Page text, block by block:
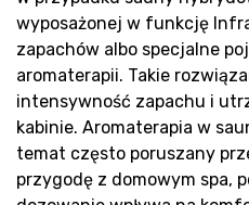
wyposażonej w funkcję
zapachów albo specjalne
aromaterapii. Takie
intensywność zapachu i
kabinie. Aromaterapia w
temat często poruszany
przygodę z domowym spa,